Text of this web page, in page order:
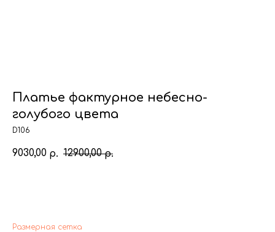
Платье фактурное небесно-
голубого цвета
D106
9030,00 р. 12900,00 р.
Размерная сетка